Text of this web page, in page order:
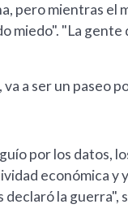
pero mientras el
miedo". "La gente
a ser un paseo
por los datos,
económica y
declaró la